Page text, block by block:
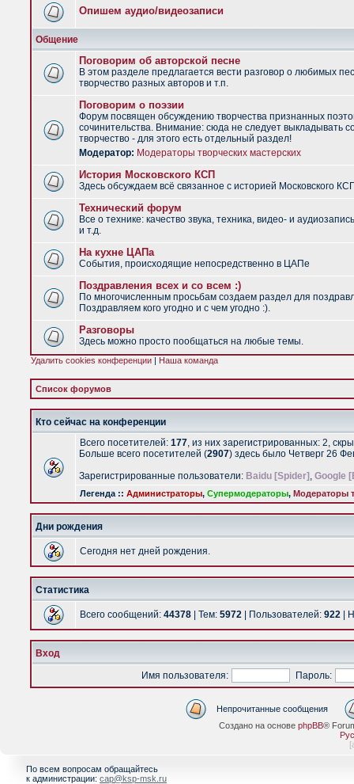
Опишем аудио/видеозаписи
Общение
Поговорим об авторской песне
В этом разделе предлагается вести разговор о любимых
творчество разных авторов и т.п.
Поговорим о поэзии
Форум посвящен обсуждению творчества признанных
сочинительства. Внимание: сюда не следует выкладывать
творчество - для этого есть отдельный раздел!
Модератор: Модераторы творческих мастерских
История Московского КСП
Здесь обсуждаем всё связанное с историей Московского
Технический форум
Все о технике: качество звука, техника, видео- и
и т.д.
На кухне ЦАПа
События, происходящие непосредственно в ЦАПе
Поздравления всех и со всем :)
По многочисленным просьбам создаем раздел для
Поздравляем кого угодно и с чем угодно :).
Разговоры
Здесь можно просто пообщаться на любые темы.
Удалить cookies конференции | Наша команда
Список форумов
Кто сейчас на конференции
Всего посетителей: 177, из них зарегистрированных: 2,
Больше всего посетителей (2907) здесь было Четверг 26
Зарегистрированные пользователи: Baidu [Spider] , Google
Легенда :: Администраторы, Супермодераторы, Модераторы
Дни рождения
Сегодня нет дней рождения.
Статистика
Всего сообщений: 44378 | Тем: 5972 | Пользователей: 922 |
Вход
Имя пользователя:
Пароль:
Непрочитанные сообщения
Создано на основе phpBB®
[
По всем вопросам обращайтесь
к администрации: cap@ksp-msk.ru